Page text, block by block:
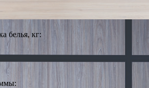
белья, кг: